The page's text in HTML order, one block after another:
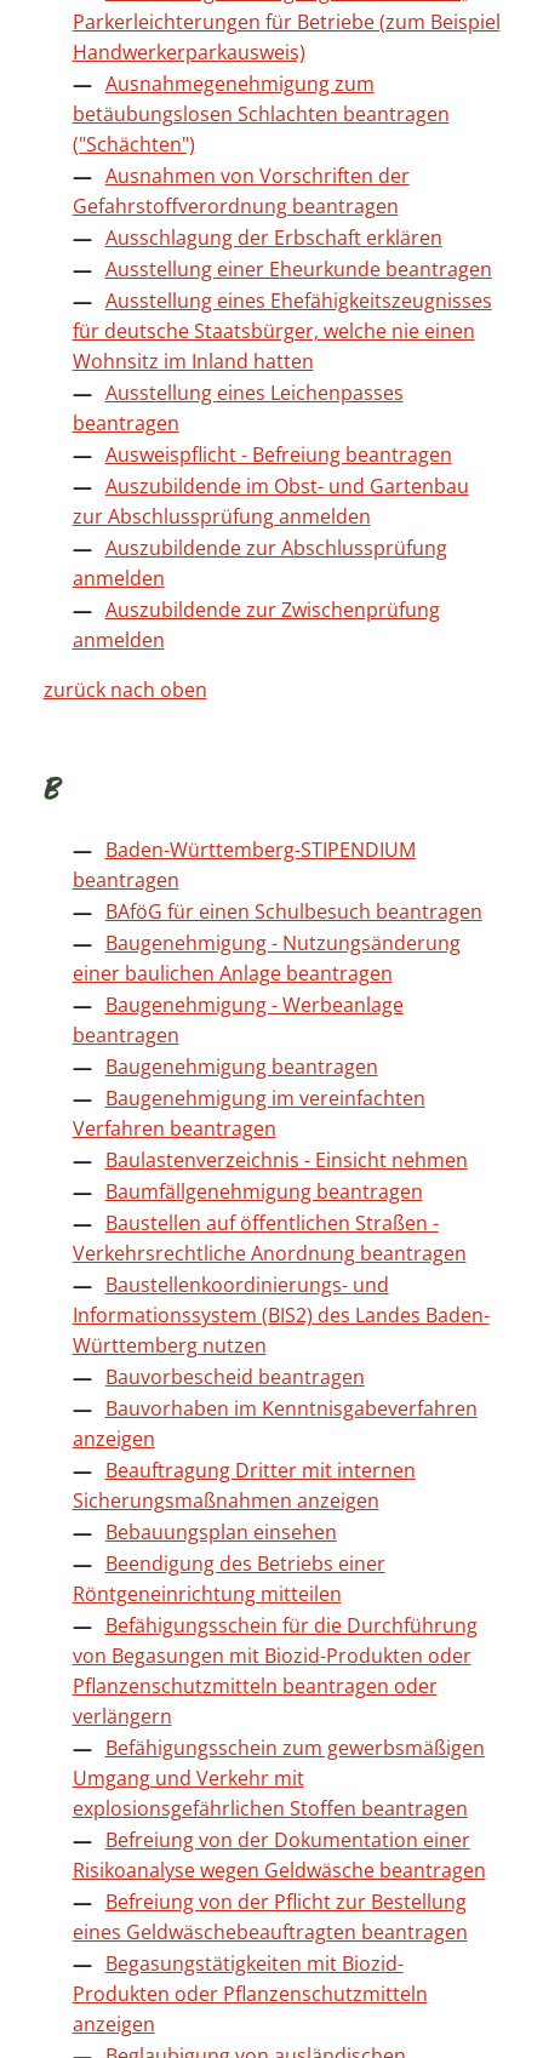
Parkerleichterungen für Betriebe (zum Beispiel
Handwerkerparkausweis)
Ausnahmegenehmigung zum
betäubungslosen Schlachten beantragen
("Schächten")
Ausnahmen von Vorschriften der
Gefahrstoffverordnung beantragen
Ausschlagung der Erbschaft erklären
Ausstellung einer Eheurkunde beantragen
Ausstellung eines Ehefähigkeitszeugnisses
für deutsche Staatsbürger, welche nie einen
Wohnsitz im Inland hatten
Ausstellung eines Leichenpasses
beantragen
Ausweispflicht - Befreiung beantragen
Auszubildende im Obst- und Gartenbau
zur Abschlussprüfung anmelden
Auszubildende zur Abschlussprüfung
anmelden
Auszubildende zur Zwischenprüfung
anmelden
zurück nach oben
B
Baden-Württemberg-STIPENDIUM
beantragen
BAföG für einen Schulbesuch beantragen
Baugenehmigung - Nutzungsänderung
einer baulichen Anlage beantragen
Baugenehmigung - Werbeanlage
beantragen
Baugenehmigung beantragen
Baugenehmigung im vereinfachten
Verfahren beantragen
Baulastenverzeichnis - Einsicht nehmen
Baumfällgenehmigung beantragen
Baustellen auf öffentlichen Straßen -
Verkehrsrechtliche Anordnung beantragen
Baustellenkoordinierungs- und
Informationssystem (BIS2) des Landes Baden-
Württemberg nutzen
Bauvorbescheid beantragen
Bauvorhaben im Kenntnisgabeverfahren
anzeigen
Beauftragung Dritter mit internen
Sicherungsmaßnahmen anzeigen
Bebauungsplan einsehen
Beendigung des Betriebs einer
Röntgeneinrichtung mitteilen
Befähigungsschein für die Durchführung
von Begasungen mit Biozid-Produkten oder
Pflanzenschutzmitteln beantragen oder
verlängern
Befähigungsschein zum gewerbsmäßigen
Umgang und Verkehr mit
explosionsgefährlichen Stoffen beantragen
Befreiung von der Dokumentation einer
Risikoanalyse wegen Geldwäsche beantragen
Befreiung von der Pflicht zur Bestellung
eines Geldwäschebeauftragten beantragen
Begasungstätigkeiten mit Biozid-
Produkten oder Pflanzenschutzmitteln
anzeigen